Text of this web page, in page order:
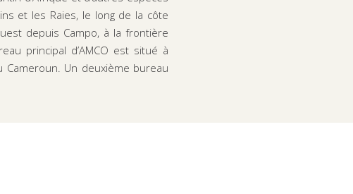
et les Raies, le long de la côte
depuis Campo, à la frontière
principal d’AMCO est situé à
Cameroun. Un deuxième bureau